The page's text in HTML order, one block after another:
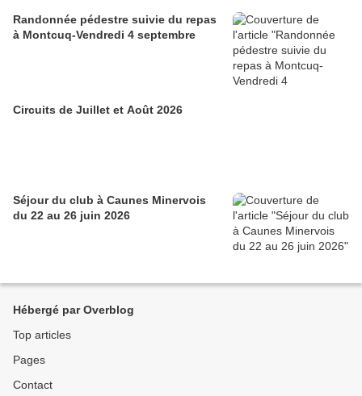
Randonnée pédestre suivie du repas
à Montcuq-Vendredi 4 septembre
Circuits de Juillet et Août 2026
Séjour du club à Caunes Minervois
du 22 au 26 juin 2026
Hébergé par Overblog
Top articles
Pages
Contact